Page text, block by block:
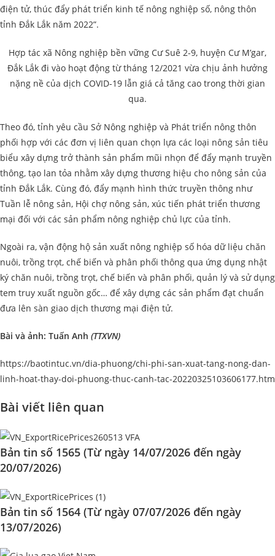
điện tử, thúc đẩy phát triển kinh tế nông nghiệp số, nông thôn
tỉnh Đắk Lắk năm 2022”.
Hợp tác xã Nông nghiệp bền vững Cư Suê 2-9, huyện Cư M’gar,
Đắk Lắk đi vào hoạt động từ tháng 12/2021 vừa chịu ảnh hưởng
nặng nề của dịch COVID-19 lẫn giá cả tăng cao trong thời gian
qua.
Theo đó, tỉnh yêu cầu Sở Nông nghiệp và Phát triển nông thôn
phối hợp với các đơn vị liên quan chọn lựa các loại nông sản tiêu
biểu xây dựng trở thành sản phẩm mũi nhọn để đẩy mạnh truyền
thông, tạo lan tỏa nhằm xây dựng thương hiệu cho nông sản của
tỉnh Đắk Lắk. Cùng đó, đẩy mạnh hình thức truyền thông như
Tuần lễ nông sản, Hội chợ nông sản, xúc tiến phát triển thương
mại đối với các sản phẩm nông nghiệp chủ lực của tỉnh.
Ngoài ra, vận động hộ sản xuất nông nghiệp số hóa dữ liệu chăn
nuôi, trồng trọt, chế biến và phân phối thông qua ứng dụng nhật
ký chăn nuôi, trồng trọt, chế biến và phân phối, quản lý và sử dụng
tem truy xuất nguồn gốc… để xây dựng các sản phẩm đạt chuẩn
đưa lên sàn giao dịch thương mại điện tử.
Bài và ảnh: Tuấn Anh (TTXVN)
https://baotintuc.vn/dia-phuong/chi-phi-san-xuat-tang-nong-dan-
linh-hoat-thay-doi-phuong-thuc-canh-tac-20220325103606177.htm
Bài viết liên quan
Bản tin số 1565 (Từ ngày 14/07/2026 đến ngày
20/07/2026)
Bản tin số 1564 (Từ ngày 07/07/2026 đến ngày
13/07/2026)